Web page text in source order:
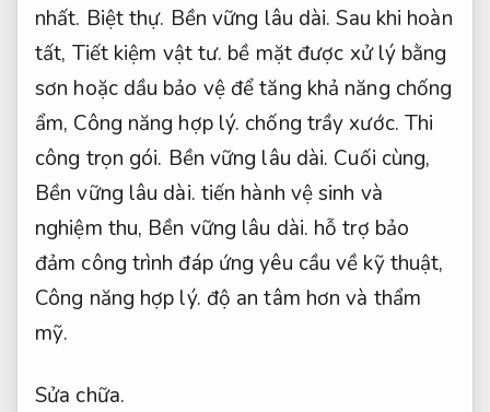
nhất. Biệt thự. Bền vững lâu dài. Sau khi hoàn
tất, Tiết kiệm vật tư. bề mặt được xử lý bằng
sơn hoặc dầu bảo vệ để tăng khả năng chống
ẩm, Công năng hợp lý. chống trầy xước. Thi
công trọn gói. Bền vững lâu dài. Cuối cùng,
Bền vững lâu dài. tiến hành vệ sinh và
nghiệm thu, Bền vững lâu dài. hỗ trợ bảo
đảm công trình đáp ứng yêu cầu về kỹ thuật,
Công năng hợp lý. độ an tâm hơn và thẩm
mỹ.
Sửa chữa.